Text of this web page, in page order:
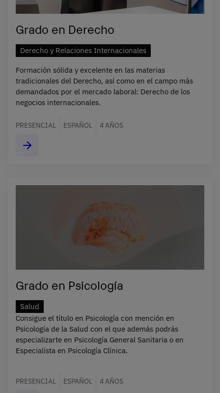
Grado en Derecho
Derecho y Relaciones Internacionales
Formación sólida y excelente en las materias
tradicionales del Derecho, así como en el campo más
demandados por el mercado laboral: Derecho de los
negocios internacionales.
PRESENCIAL ESPAÑOL 4 AÑOS
Grado en Psicología
Salud
Consigue el título en Psicología con mención en
Psicología de la Salud con el que además podrás
especializarte en Psicología General Sanitaria o en
Especialista en Psicología Clínica.
PRESENCIAL ESPAÑOL 4 AÑOS